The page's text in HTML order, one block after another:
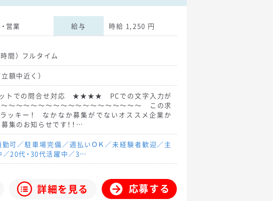
営業 給与 時給 1,250 円
間） フルタイム
額中近く）
トでの問合せ対応 ★★★★ PCでの文字入力が
～～～～～～～～～～～～～～～～～ この求
ッキー！ なかなか募集がでないオススメ企業か
集のお知らせです！！…
勤可／駐車場完備／週払いＯＫ／未経験者歓迎／主
／20代・30代活躍中／3…
詳細を見る 応募する